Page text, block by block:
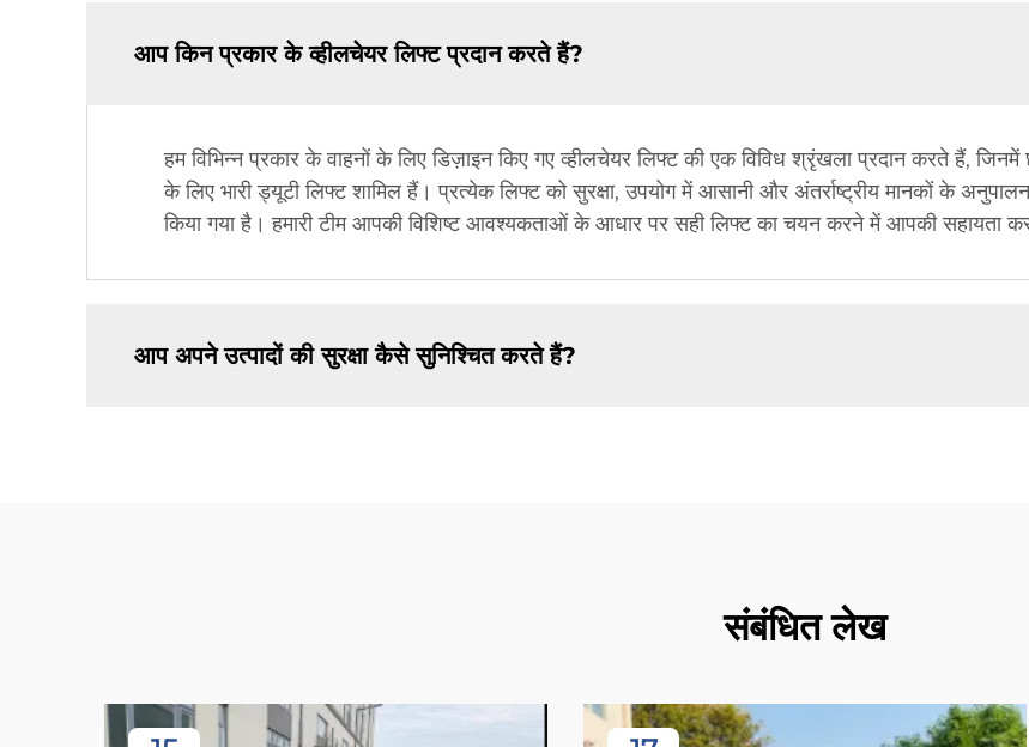
आप किन प्रकार के व्हीलचेयर लिफ्ट प्रदान करते हैं?
हम विभिन्न प्रकार के वाहनों के लिए डिज़ाइन किए गए व्हीलचेयर लिफ्ट की एक विविध श्रृंखला प्रदान करते हैं,
के लिए भारी ड्यूटी लिफ्ट शामिल हैं। प्रत्येक लिफ्ट को सुरक्षा, उपयोग में आसानी और अंतर्राष्ट्रीय मानकों के
किया गया है। हमारी टीम आपकी विशिष्ट आवश्यकताओं के आधार पर सही लिफ्ट का चयन करने में आपकी सहायता
आप अपने उत्पादों की सुरक्षा कैसे सुनिश्चित करते हैं?
संबंधित लेख